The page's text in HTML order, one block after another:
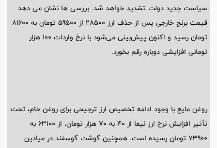
سیاست جدید دولت تشدید خواهد شد. بررسی ها نشان می دهد
قیمت برنج خارجی پس از حذف ارز 28500 از 59500 تومان به 81600
تومان رسید و اکنون پیش‌بینی می‌شود با نرخ واردات 100 هزار
تومانی افزایشی دوباره رقم بخورد.
روغن مایع با وجود ادامه تخصیص ارز ترجیحی برای روغن خام، تحت
تأثیر افزایش نرخ ارز نیما از 40 به 70 هزار تومان، از 63100 به
73900 تومان رسیده است. همچنین گوشت گوسفند در میادین